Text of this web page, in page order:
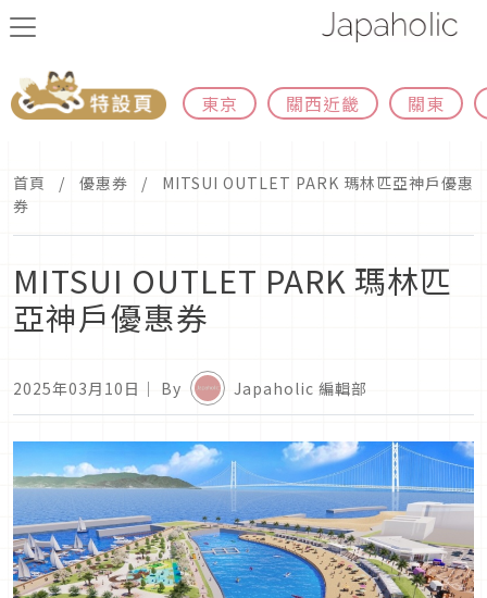
東京 關西近畿 關東
首頁 優惠券
MITSUI OUTLET PARK 瑪林匹亞神戶優惠
券
MITSUI OUTLET PARK 瑪林匹
亞神戶優惠券
2025年03月10日 ｜ By Japaholic 編輯部